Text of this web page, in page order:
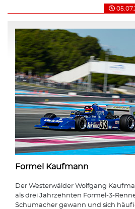
Formel Kaufmann
Der Westerwälder Wolfgang
als drei Jahrzehnten Formel-3-
Schumacher gewann und sich